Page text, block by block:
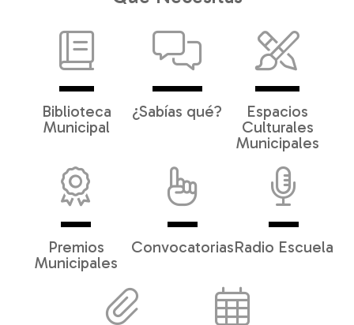
Biblioteca
Municipal
¿Sabías qué?
Espacios
Culturales
Municipales
Premios
Municipales
ConvocatoriasRadio Escuela